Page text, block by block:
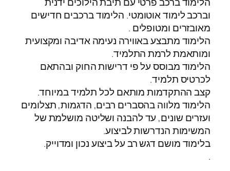
וברכב לימוד אוטומטי. הלימוד ברכבים חדישים
מאובזרים ומטופלים .
הלימוד מתבצע באווירה נעימה אדיבה ומקצועית
ומותאמת לרמת התלמיד.
הלימוד מבוסס על פי דרישות החוק ובהתאם
לכרטיס תלמיד.
קצב ההתקדמות מותאם לכל תלמיד במיוחד.
הלימוד מלווה בהסברים רבים, הדגמות, תצלומים
ועזרים שונים, עד להבנה ושליטה מושלמת של
המשימות הנדרשות לביצוע.
בלימוד מושם דגש רב על ביצוע נכון ומדוייק.
.